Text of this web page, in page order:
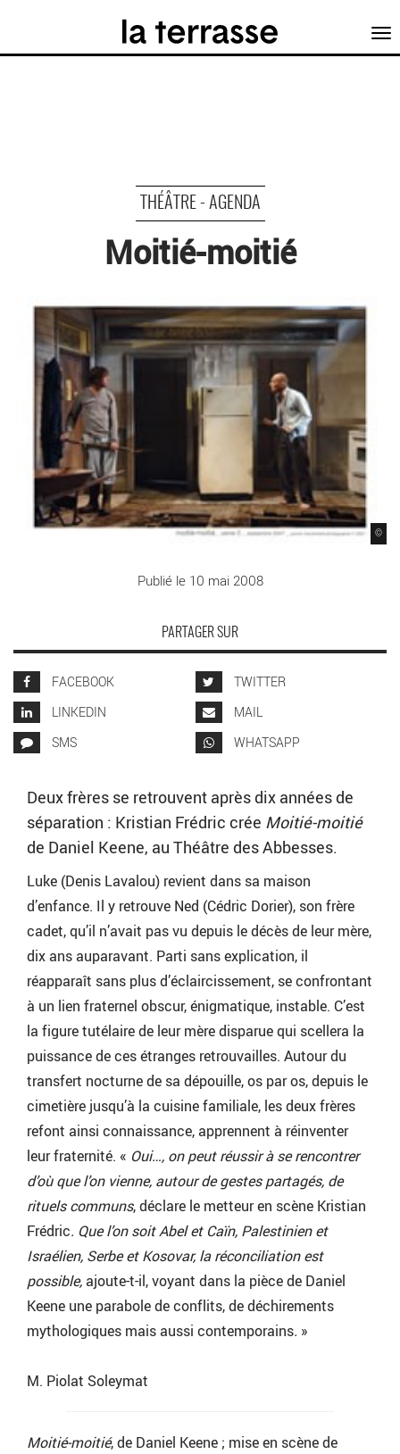
THÉÂTRE - AGENDA
Moitié-moitié
©
Publié le 10 mai 2008
PARTAGER SUR
FACEBOOK
TWITTER
LINKEDIN
MAIL
SMS
WHATSAPP
Deux frères se retrouvent après dix années de
séparation : Kristian Frédric crée Moitié-moitié
de Daniel Keene, au Théâtre des Abbesses.
Luke (Denis Lavalou) revient dans sa maison
d’enfance. Il y retrouve Ned (Cédric Dorier), son frère
cadet, qu’il n’avait pas vu depuis le décès de leur mère,
dix ans auparavant. Parti sans explication, il
réapparaît sans plus d’éclaircissement, se confrontant
à un lien fraternel obscur, énigmatique, instable. C’est
la figure tutélaire de leur mère disparue qui scellera la
puissance de ces étranges retrouvailles. Autour du
transfert nocturne de sa dépouille, os par os, depuis le
cimetière jusqu’à la cuisine familiale, les deux frères
refont ainsi connaissance, apprennent à réinventer
leur fraternité. « Oui…, on peut réussir à se rencontrer
d’où que l’on vienne, autour de gestes partagés, de
rituels communs, déclare le metteur en scène Kristian
Frédric. Que l’on soit Abel et Caïn, Palestinien et
Israélien, Serbe et Kosovar, la réconciliation est
possible,ajoute-t-il, voyant dans la pièce de Daniel
Keene une parabole de conflits, de déchirements
mythologiques mais aussi contemporains. »
M. Piolat Soleymat
Moitié-moitié, de Daniel Keene ; mise en scène de